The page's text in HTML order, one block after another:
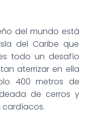
del mundo está
del Caribe que
todo un desafío
aterrizar en ella
400 metros de
de cerros y